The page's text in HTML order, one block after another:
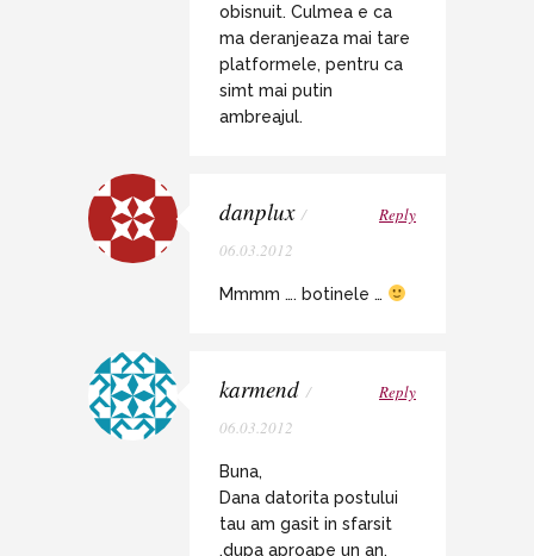
obisnuit. Culmea e ca
ma deranjeaza mai tare
platformele, pentru ca
simt mai putin
ambreajul.
danplux /
06.03.2012
Reply
Mmmm …. botinele …
karmend /
06.03.2012
Reply
Buna,
Dana datorita postului
tau am gasit in sfarsit
,dupa aproape un an,